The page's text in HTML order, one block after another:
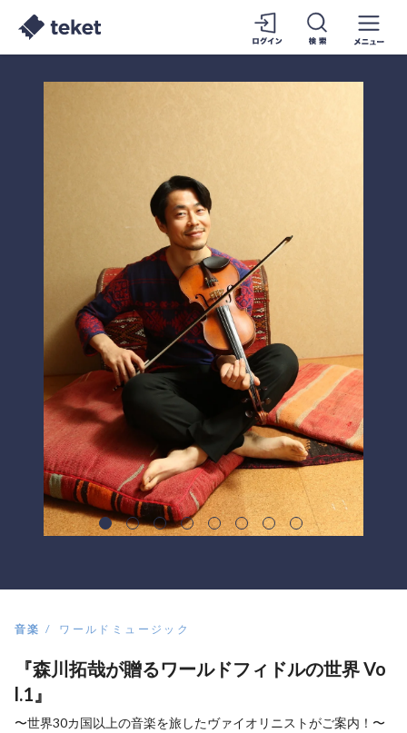
音楽 ワールドミュージック
『森川拓哉が贈るワールドフィドルの世界 Vo
l.1』
〜世界30カ国以上の音楽を旅したヴァイオリニストがご案内！〜